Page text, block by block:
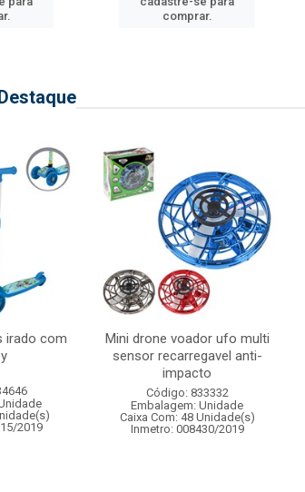
comprar.
irado com
2019
Mini drone voador ufo multi
sensor recarregavel anti-
impacto
Código: 833332
Embalagem: Unidade
Caixa Com: 48 Unidade(s)
Inmetro: 008430/2019